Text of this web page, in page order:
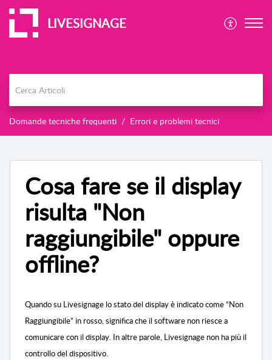
LIVESIGNAGE
Domande tecniche frequenti Errori e problemi tecnici
Cosa fare se il display
risulta "Non
raggiungibile" oppure
offline?
Quando su Livesignage lo stato del display è indicato come“Non
Raggiungibile” in rosso, significa che il software non riesce a
comunicare con il display. In altre parole, Livesignage non ha più il
controllo del dispositivo.